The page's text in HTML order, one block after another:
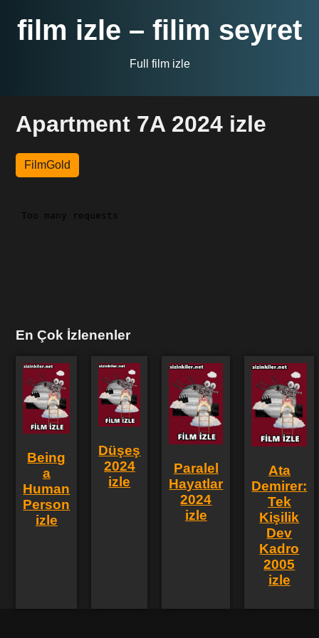
film izle – filim seyret
Full film izle
Apartment 7A 2024 izle
FilmGold
En Çok İzlenenler
Being
a
Human
Person
izle
Düşeş
2024
izle
Paralel
Hayatlar
2024
izle
Ata
Demirer:
Tek
Kişilik
Dev
Kadro
2005
izle